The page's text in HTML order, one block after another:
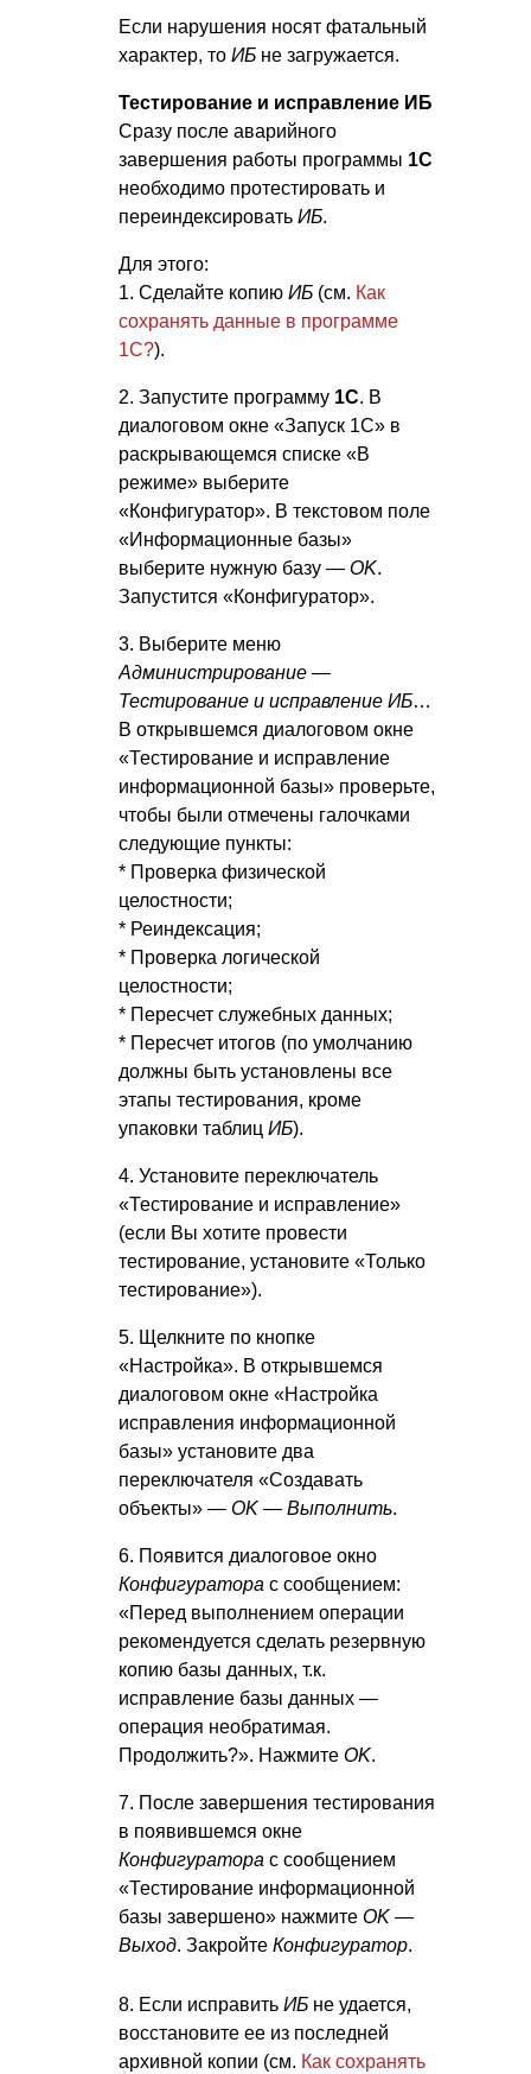
Если нарушения носят фатальный
характер, то ИБ не загружается.
Тестирование и исправление ИБ
Сразу после аварийного
завершения работы программы 1С
необходимо протестировать и
переиндексировать ИБ.
Для этого:
1. Сделайте копию ИБ (см. Как
сохранять данные в программе
1С?).
2. Запустите программу 1С. В
диалоговом окне «Запуск 1С» в
раскрывающемся списке «В
режиме» выберите
«Конфигуратор». В текстовом поле
«Информационные базы»
выберите нужную базу — OK.
Запустится «Конфигуратор».
3. Выберите меню
Администрирование —
Тестирование и исправление ИБ…
В открывшемся диалоговом окне
«Тестирование и исправление
информационной базы» проверьте,
чтобы были отмечены галочками
следующие пункты:
* Проверка физической
целостности;
* Реиндексация;
* Проверка логической
целостности;
* Пересчет служебных данных;
* Пересчет итогов (по умолчанию
должны быть установлены все
этапы тестирования, кроме
упаковки таблиц ИБ).
4. Установите переключатель
«Тестирование и исправление»
(если Вы хотите провести
тестирование, установите «Только
тестирование»).
5. Щелкните по кнопке
«Настройка». В открывшемся
диалоговом окне «Настройка
исправления информационной
базы» установите два
переключателя «Создавать
объекты» — OK — Выполнить.
6. Появится диалоговое окно
Конфигуратора с сообщением:
«Перед выполнением операции
рекомендуется сделать резервную
копию базы данных, т.к.
исправление базы данных —
операция необратимая.
Продолжить?». Нажмите OK.
7. После завершения тестирования
в появившемся окне
Конфигуратора с сообщением
«Тестирование информационной
базы завершено» нажмите OK —
Выход. Закройте Конфигуратор.
8. Если исправить ИБ не удается,
восстановите ее из последней
архивной копии (см. Как сохранять